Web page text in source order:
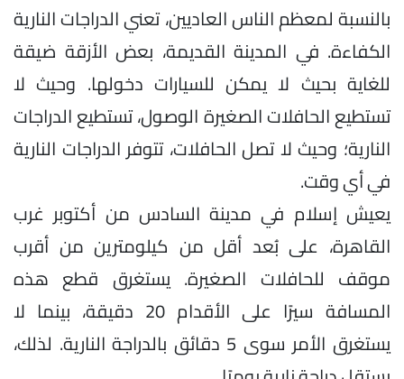
بالنسبة لمعظم الناس العاديين، تعني الدراجات النارية
الكفاءة. في المدينة القديمة، بعض الأزقة ضيقة
للغاية بحيث لا يمكن للسيارات دخولها. وحيث لا
تستطيع الحافلات الصغيرة الوصول، تستطيع الدراجات
النارية؛ وحيث لا تصل الحافلات، تتوفر الدراجات النارية
في أي وقت.
يعيش إسلام في مدينة السادس من أكتوبر غرب
القاهرة، على بُعد أقل من كيلومترين من أقرب
موقف للحافلات الصغيرة. يستغرق قطع هذه
المسافة سيرًا على الأقدام 20 دقيقة، بينما لا
يستغرق الأمر سوى 5 دقائق بالدراجة النارية. لذلك،